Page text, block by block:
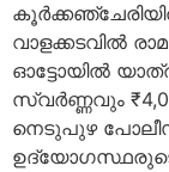
വാളക്കടവിൽ
ഓട്ടോയിൽ
സ്വർണ്ണവും
നെടുപുഴ
ഉദ്യോഗസ്ഥരുടെ